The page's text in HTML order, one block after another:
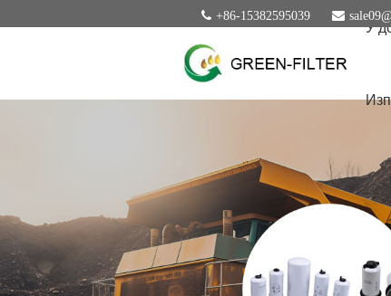
+86-15382595039
У